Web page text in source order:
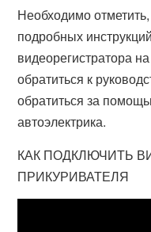
Необходимо
подробных
видеорегистратора
обратиться к
обратиться за
автоэлектрика.
КАК ПОДКЛЮЧИТЬ
ПРИКУРИВАТЕЛЯ